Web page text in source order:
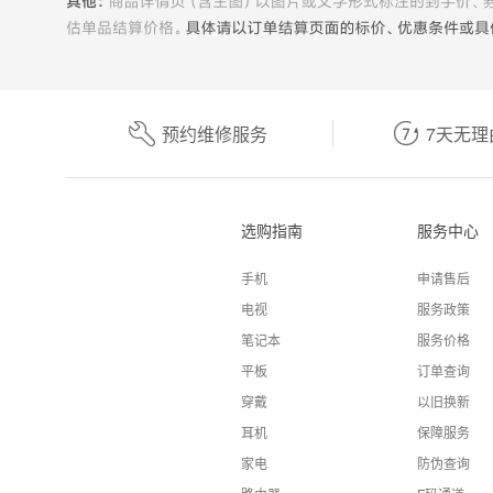
预约维修服务 7天无
选购指南
手机
电视
笔记本
平板
穿戴
耳机
家电
服务中心
申请售后
服务政策
服务价格
订单查询
以旧换新
保障服务
防伪查询